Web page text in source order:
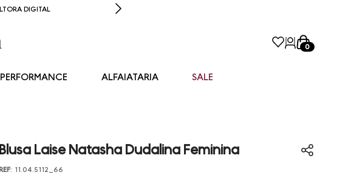
DIGITAL
0
PERFORMANCE ALFAIATARIA SALE
Blusa Laise Natasha Dudalina Feminina
: 11.04.5112_66